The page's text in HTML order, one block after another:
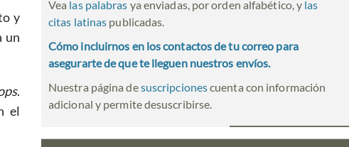
y
un
.
el
Vea las palabras ya enviadas, por orden alfabético, y las
citas latinas publicadas.
Cómo incluirnos en los contactos de tu correo para
asegurarte de que te lleguen nuestros envíos.
Nuestra página desuscripcionescuenta con información
adicional y permite desuscribirse.